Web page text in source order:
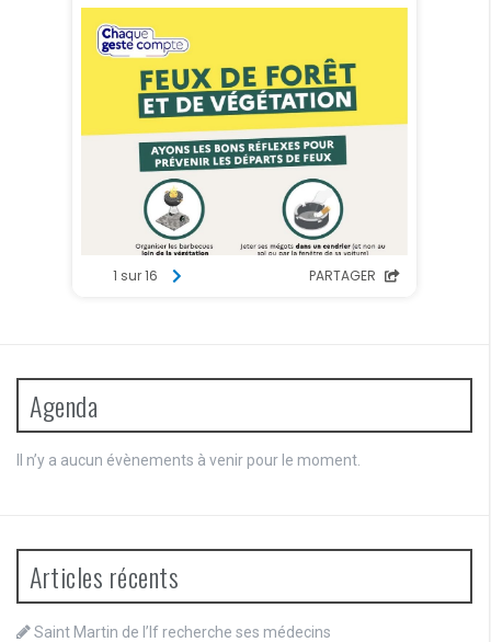
Agenda
Il n’y a aucun évènements à venir pour le moment.
Articles récents
Saint Martin de l’If recherche ses médecins